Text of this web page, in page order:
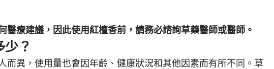
醫療建議，因此使用紅檀香前，請務必諮詢草藥醫師或醫師。
少？
而異，使用量也會因年齡、健康狀況和其他因素而有所不同。草